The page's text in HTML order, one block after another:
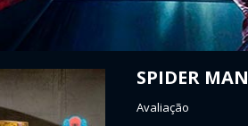
SPIDER MAN
Avaliação